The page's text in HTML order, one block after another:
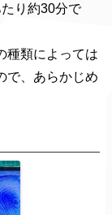
り約30分で
種類によっては
で、あらかじめ